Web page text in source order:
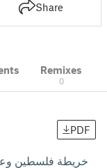
Share
Remixes
0
PDF
خريطة فلسطين